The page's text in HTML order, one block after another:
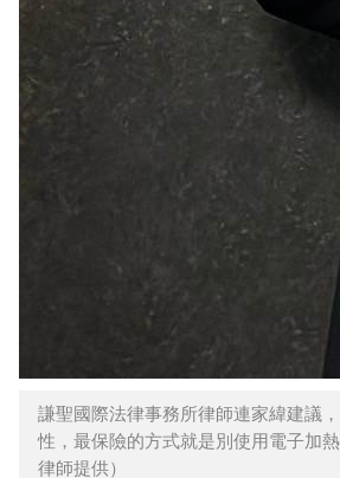
謙聖國際法律事務所律師連家緯建議
性，最保險的方式就是別使用電子加
律師提供）